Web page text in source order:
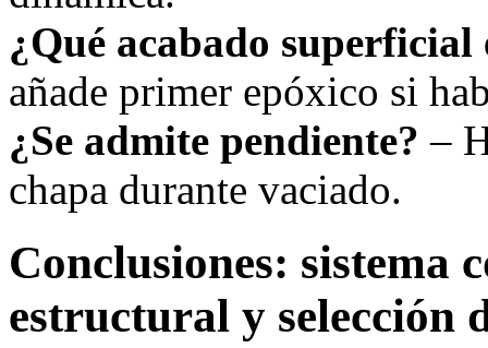
¿Qué acabado superficial
añade primer epóxico si
¿Se admite pendiente? –
chapa durante vaciado.
Conclusiones: sistema
estructural y selección